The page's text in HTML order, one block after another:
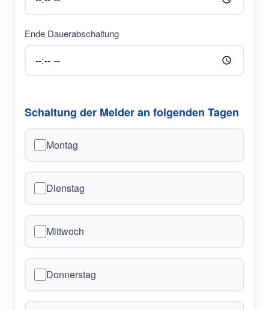
Ende Dauerabschaltung
Schaltung der Melder an folgenden Tagen
Montag
Dienstag
Mittwoch
Donnerstag